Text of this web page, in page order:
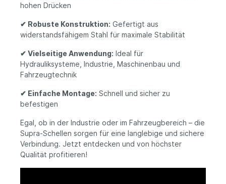
hohen Drücken
✔ Robuste Konstruktion: Gefertigt aus
widerstandsfähigem Stahl für maximale Stabilität
✔ Vielseitige Anwendung: Ideal für
Hydrauliksysteme, Industrie, Maschinenbau und
Fahrzeugtechnik
✔ Einfache Montage: Schnell und sicher zu
befestigen
Egal, ob in der Industrie oder im Fahrzeugbereich – die
Supra-Schellen sorgen für eine langlebige und sichere
Verbindung. Jetzt entdecken und von höchster
Qualität profitieren!